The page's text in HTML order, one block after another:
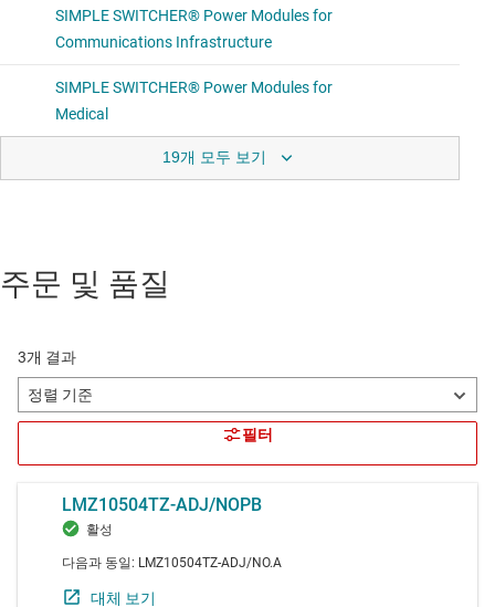
19개 모두 보기
주문 및 품질